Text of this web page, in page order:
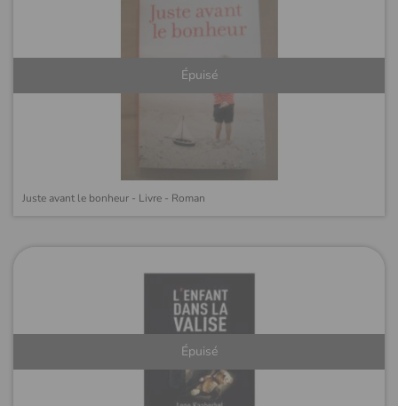
Épuisé
Juste avant le bonheur - Livre - Roman
Épuisé